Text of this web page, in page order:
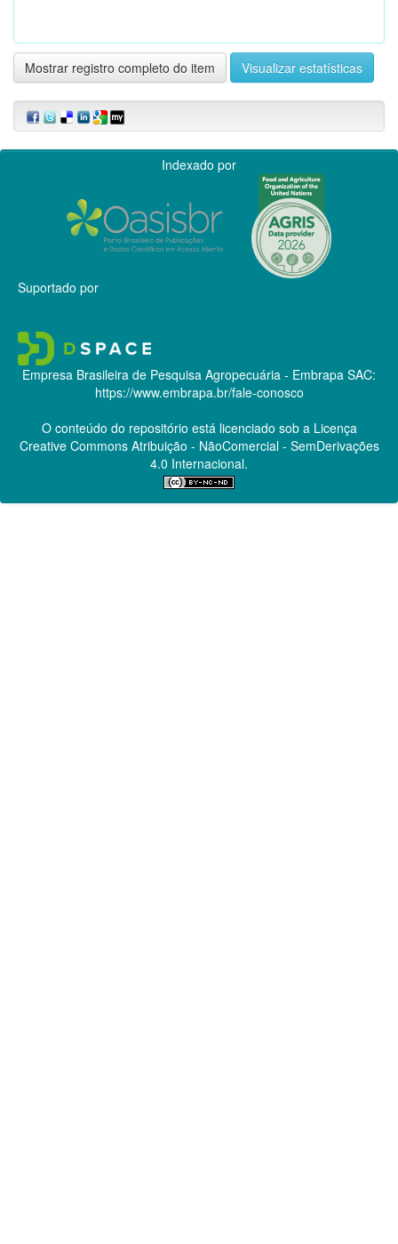
Mostrar registro completo do item Visualizar estatísticas
Indexado por
Suportado por
Empresa Brasileira de Pesquisa Agropecuária - Embrapa SAC:
https://www.embrapa.br/fale-conosco
O conteúdo do repositório está licenciado sob a Licença
Creative CommonsAtribuição - NãoComercial - SemDerivações
4.0 Internacional.